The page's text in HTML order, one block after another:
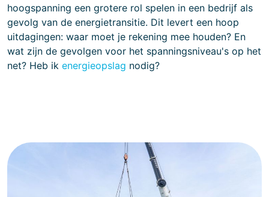
hoogspanning een grotere rol spelen in een bedrijf als
gevolg van de energietransitie. Dit levert een hoop
uitdagingen: waar moet je rekening mee houden? En
wat zijn de gevolgen voor het spanningsniveau's op het
net? Heb ik energieopslag nodig?